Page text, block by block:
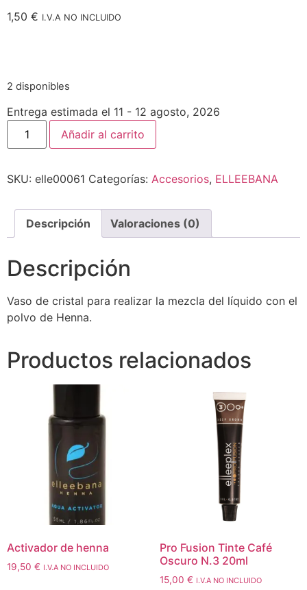
1,50 € I.V.A NO INCLUIDO
2 disponibles
Entrega estimada el 11 - 12 agosto, 2026
Añadir al carrito
SKU: elle00061 Categorías: Accesorios, ELLEEBANA
Descripción Valoraciones (0)
Descripción
Vaso de cristal para realizar la mezcla del líquido con el
polvo de Henna.
Productos relacionados
Activador de henna
19,50 € I.V.A NO INCLUIDO
Pro Fusion Tinte Café
Oscuro N.3 20ml
15,00 € I.V.A NO INCLUIDO